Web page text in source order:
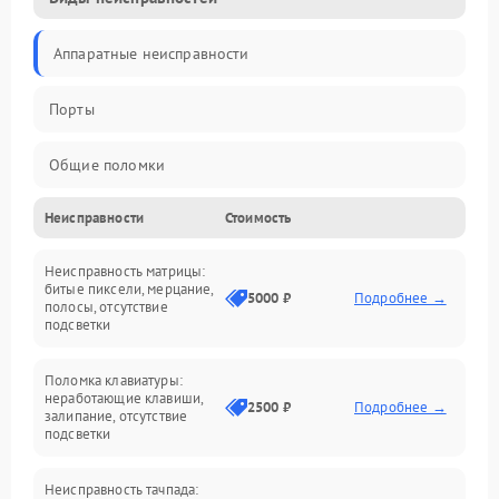
Аппаратные неисправности
Порты
Общие поломки
Устройства
Программные ошибки
Электрические и системные сбои
Интерфейсные проблемы
Батарея
Неисправности Стоимость
Неисправность матрицы:
битые пиксели, мерцание,
полосы, отсутствие
подсветки
5000 ₽ Подробнее →
Поломка клавиатуры:
неработающие клавиши,
залипание, отсутствие
подсветки
2500 ₽ Подробнее →
Неисправность тачпада: